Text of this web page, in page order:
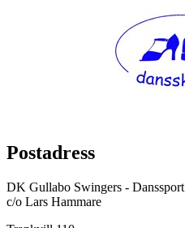
Postadress
DK Gullabo Swingers - Danssport
c/o Lars Hammare